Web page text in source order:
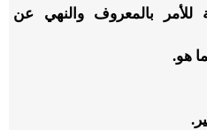
للأمر بالمعروف والنهي عن
هو.